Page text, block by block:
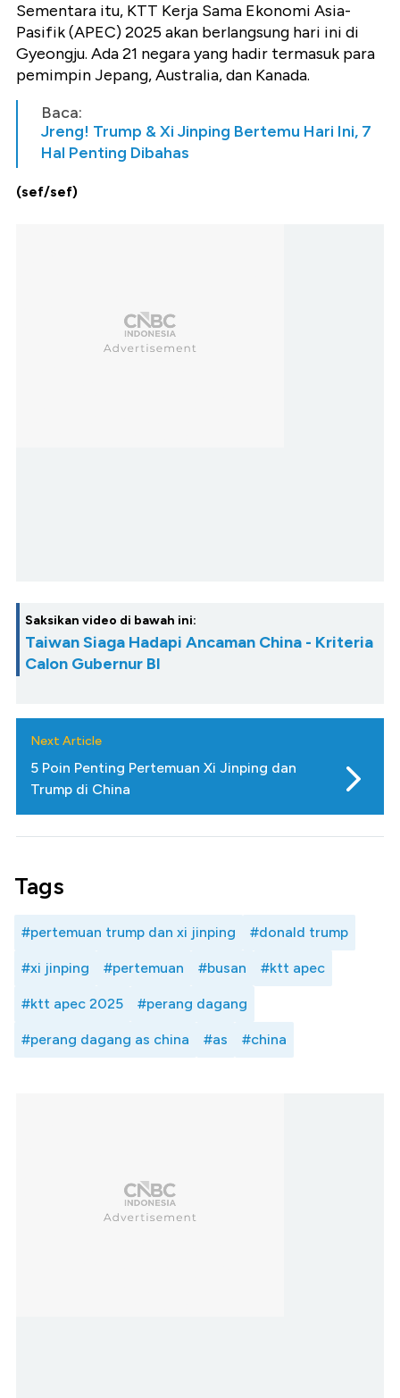
Sementara itu, KTT Kerja Sama Ekonomi Asia-
Pasifik (APEC) 2025 akan berlangsung hari ini di
Gyeongju. Ada 21 negara yang hadir termasuk para
pemimpin Jepang, Australia, dan Kanada.
Baca:
Jreng! Trump & Xi Jinping Bertemu Hari Ini, 7
Hal Penting Dibahas
(sef/sef)
Saksikan video di bawah ini:
Taiwan Siaga Hadapi Ancaman China - Kriteria
Calon Gubernur BI
Next Article
5 Poin Penting Pertemuan Xi Jinping dan
Trump di China
Tags
#pertemuan trump dan xi jinping #donald trump
#xi jinping #pertemuan #busan #ktt apec
#ktt apec 2025 #perang dagang
#perang dagang as china #as #china